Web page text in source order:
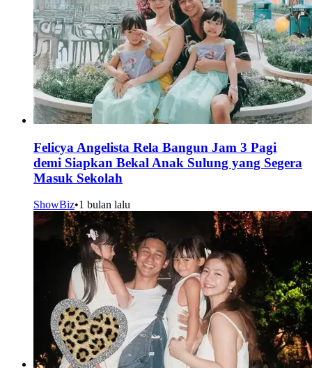
Felicya Angelista Rela Bangun Jam 3 Pagi
demi Siapkan Bekal Anak Sulung yang Segera
Masuk Sekolah
ShowBiz•1 bulan lalu